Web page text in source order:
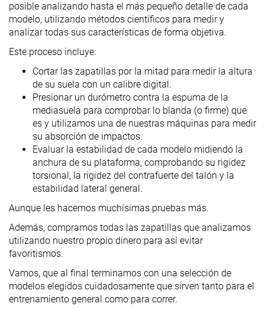
posible analizando hasta el más pequeño detalle de cada
modelo, utilizando métodos científicos para medir y
analizar todas sus características de forma objetiva.
Este proceso incluye:
Cortar las zapatillas por la mitad para medir la altura
de su suela con un calibre digital.
Presionar un durómetro contra la espuma de la
mediasuela para comprobar lo blanda (o firme) que
es y utilizamos una de nuestras máquinas para medir
su absorción de impactos.
Evaluar la estabilidad de cada modelo midiendo la
anchura de su plataforma, comprobando su rigidez
torsional, la rigidez del contrafuerte del talón y la
estabilidad lateral general.
Aunque les hacemos muchísimas pruebas más.
Además, compramos todas las zapatillas que analizamos
utilizando nuestro propio dinero para así evitar
favoritismos.
Vamos, que al final terminamos con una selección de
modelos elegidos cuidadosamente que sirven tanto para el
entrenamiento general como para correr.